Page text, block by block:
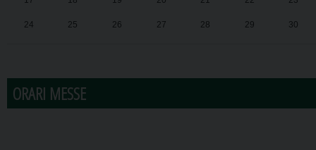
24 25 26 27 28 29 30
ORARI MESSE